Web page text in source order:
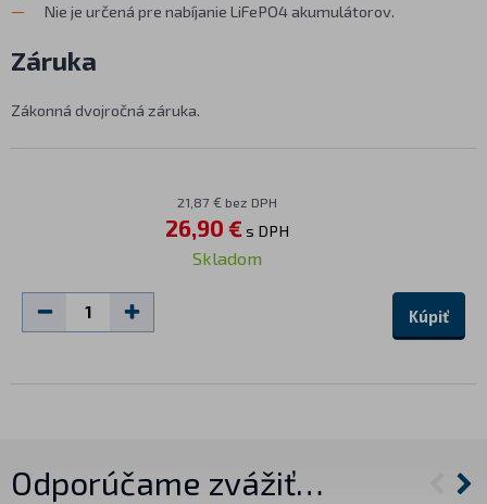
Nie je určená pre nabíjanie LiFePO4 akumulátorov.
Záruka
Zákonná dvojročná záruka.
21,87 € bez DPH
26,90 €s DPH
Skladom
Kúpiť
Odporúčame zvážiť…